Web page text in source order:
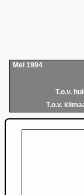
Mei 1994
T.o.v.
T.o.v.